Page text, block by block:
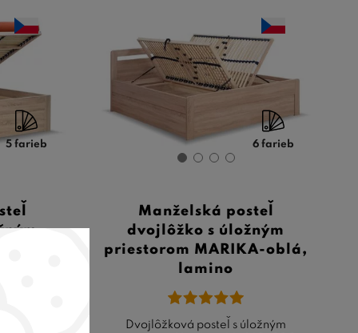
5 farieb 6 farieb
Manželská posteľ
dvojlôžko s úložným
priestorom MARIKA-oblá,
lamino
Dvojlôžková posteľ s úložným